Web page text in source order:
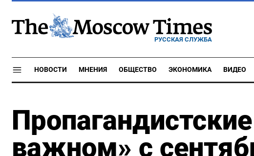
РУССКАЯ СЛУЖБА
НОВОСТИ МНЕНИЯ ОБЩЕСТВО ЭКОНОМИКА ВИДЕО
важном» с